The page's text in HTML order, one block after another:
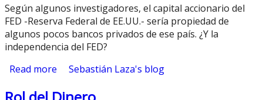
Según algunos investigadores, el capital accionario del
FED -Reserva Federal de EE.UU.- sería propiedad de
algunos pocos bancos privados de ese país. ¿Y la
independencia del FED?
Read more about ¿Es la FED independiente?
Sebastián Laza's blog